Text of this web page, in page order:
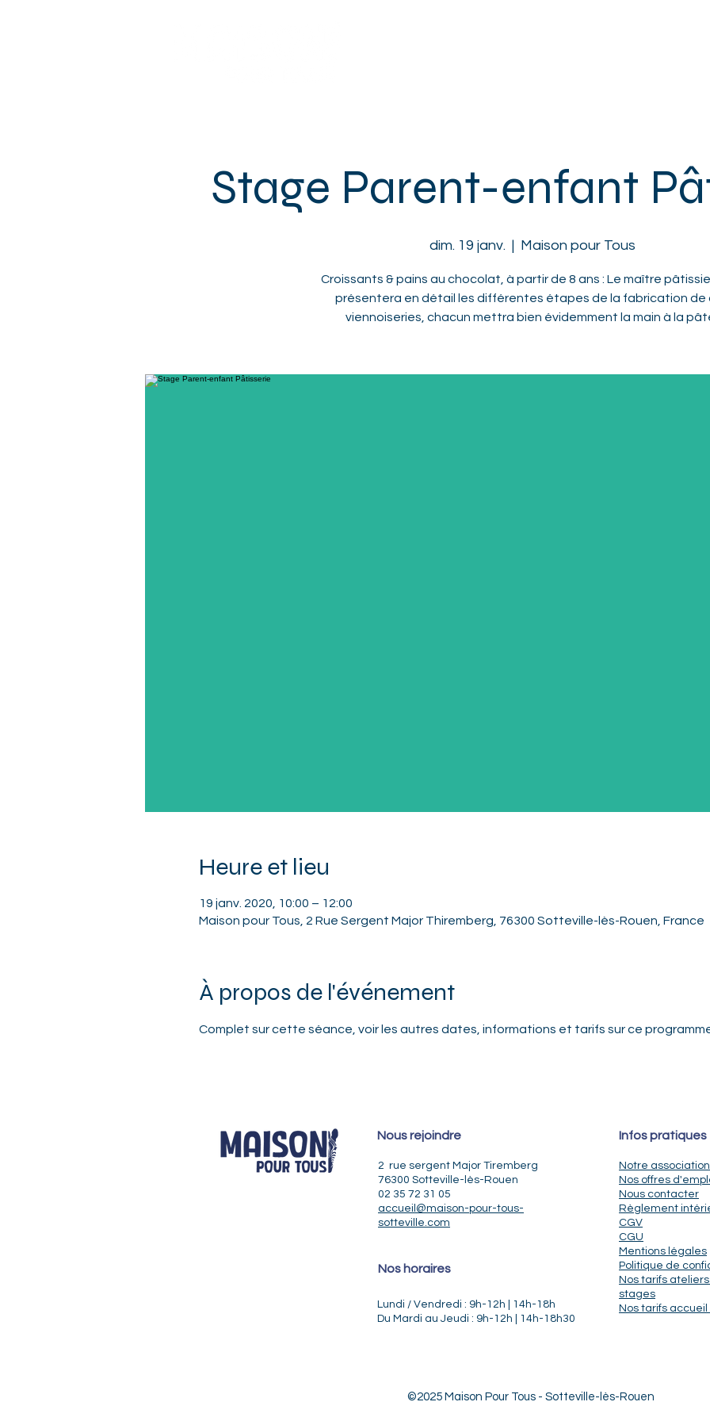
Stage Parent-enfant
dim. 19 janv.
  |
Maison pour Tous
Croissants & pains au chocolat, à partir de 8 ans : Le maître
présentera en détail les différentes étapes de la fabrication de
viennoiseries, chacun mettra bien évidemment la main à la
Heure et lieu
19 janv. 2020, 10:00 – 12:00
Maison pour Tous, 2 Rue Sergent Major Thiremberg, 76300 Sotteville-lès-Rouen, France
À propos de l'événement
Complet sur cette séance, voir les autres dates, informations et tarifs sur ce
Nous rejoindre
2 rue sergent Major Tiremberg
76300 Sotteville-lès-Rouen
02 35 72 31 05
accueil@maison-pour-tous-
sotteville.com
Nos horaires
Lundi / Vendredi : 9h-12h | 14h-18h
Du Mardi au Jeudi : 9h-12h | 14h-18h30
Infos pratiques
Notre association
Nos offres
Nous contacter
Règlement
CGV
CGU
Mentions légales
Politique de
Nos tarifs
stages
Nos tarifs accueil
©2025 Maison Pour Tous - Sotteville-lès-Rouen